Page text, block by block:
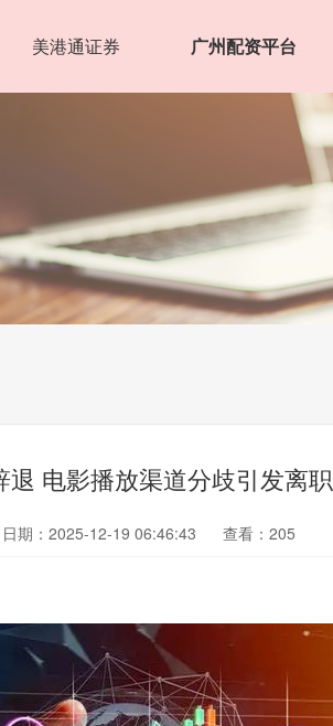
美港通证券 广州配资平台
电影播放渠道分歧引发离职
日期：2025-12-19 06:46:43 查看：205